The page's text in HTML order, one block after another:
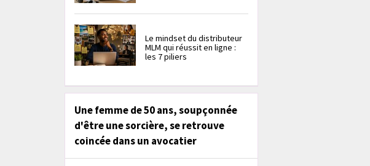
Le mindset du distributeur
MLM qui réussit en ligne :
les 7 piliers
Une femme de 50 ans, soupçonnée
d'être une sorcière, se retrouve
coincée dans un avocatier